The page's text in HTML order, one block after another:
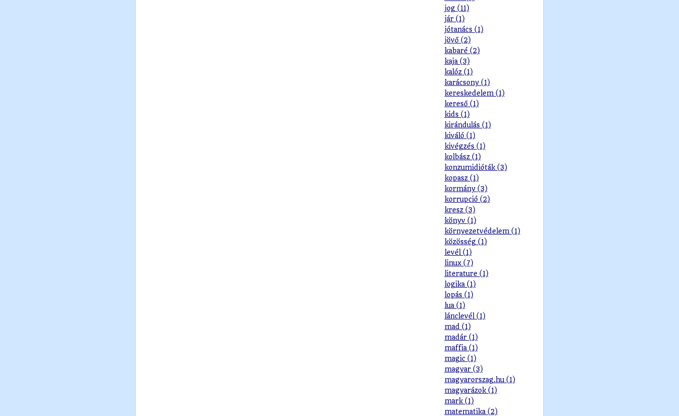
jog (11)
jár (1)
jótanács (1)
jövő (2)
kabaré (2)
kaja (3)
kalóz (1)
karácsony (1)
kereskedelem (1)
kereső (1)
kids (1)
kirándulás (1)
kiváló (1)
kivégzés (1)
kolbász (1)
konzumidióták (3)
kopasz (1)
kormány (3)
korrupció (2)
kresz (3)
könyv (1)
környezetvédelem (1)
közösség (1)
levél (1)
linux (7)
literature (1)
logika (1)
lopás (1)
lua (1)
lánclevél (1)
mad (1)
madár (1)
maffia (1)
magic (1)
magyar (3)
magyarorszag.hu (1)
magyarázok (1)
mark (1)
matematika (2)